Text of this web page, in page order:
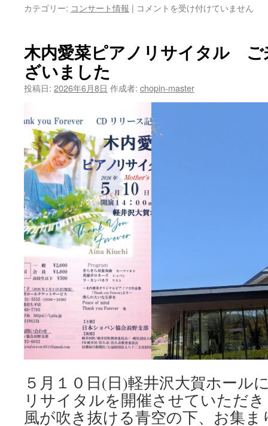
カテゴリー: コンサート情報 | 四
紀
招
ン
ト
ク
ラ
リ
ネ
ッ
ト
と
サ
は
コメントを受け付けていません
木内愛菜ピアノリサイタル ご
ざいました
投稿日: 2026年6月8日 作成者: chopin-master
５月１０日(日)軽井沢大賀ホール
リサイタルを開催させていただ
風が吹き抜ける青空の下、お集